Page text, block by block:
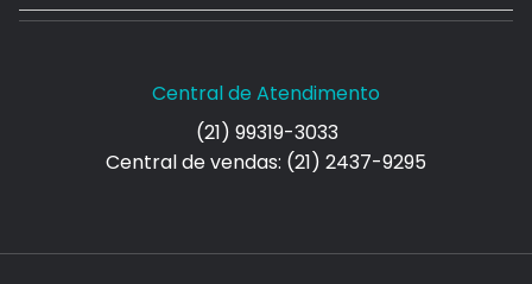
Central de Atendimento
(21) 99319-3033
Central de vendas: (21) 2437-9295